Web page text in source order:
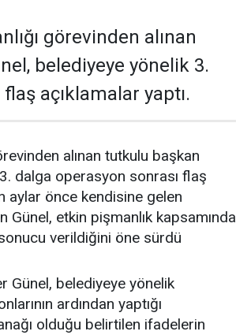
görevinden alınan
belediyeye yönelik 3.
açıklamalar yaptı.
alınan tutkulu başkan
dalga operasyon sonrası flaş
aylar önce kendisine gelen
etkin pişmanlık kapsamında
verildiğini öne sürdü
Günel, belediyeye yönelik
ardından yaptığı
olduğu belirtilen ifadelerin